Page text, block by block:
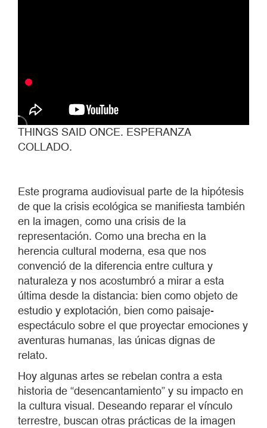
THINGS SAID ONCE. ESPERANZA
COLLADO.
Este programa audiovisual parte de la hipótesis
de que la crisis ecológica se manifiesta también
en la imagen, como una crisis de la
representación. Como una brecha en la
herencia cultural moderna, esa que nos
convenció de la diferencia entre cultura y
naturaleza y nos acostumbró a mirar a esta
última desde la distancia: bien como objeto de
estudio y explotación, bien como paisaje-
espectáculo sobre el que proyectar emociones y
aventuras humanas, las únicas dignas de
relato.
Hoy algunas artes se rebelan contra a esta
historia de “desencantamiento” y su impacto en
la cultura visual. Deseando reparar el vínculo
terrestre, buscan otras prácticas de la imagen